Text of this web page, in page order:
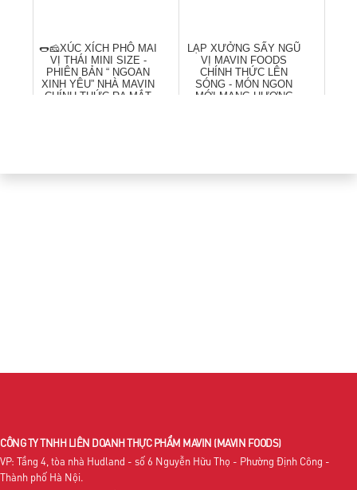
🌭🧀XÚC XÍCH PHÔ MAI
VỊ THÁI MINI SIZE -
PHIÊN BẢN “ NGOAN
XINH YÊU” NHÀ MAVIN
CHÍNH THỨC RA MẮT
LẠP XƯỞNG SẤY NGŨ
VỊ MAVIN FOODS
CHÍNH THỨC LÊN
SÓNG - MÓN NGON
MỚI MANG HƯƠNG
CÔNG TY TNHH LIÊN DOANH THỰC PHẨM MAVIN (MAVIN FOODS)
VP: Tầng 4, tòa nhà Hudland - số 6 Nguyễn Hữu Thọ - Phường Định Công -
Thành phố Hà Nội.